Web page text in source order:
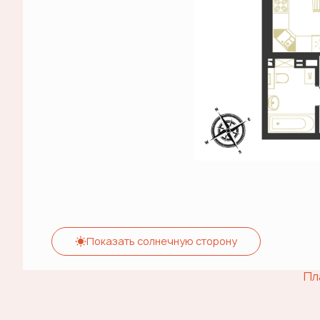
Показать солнечную сторону